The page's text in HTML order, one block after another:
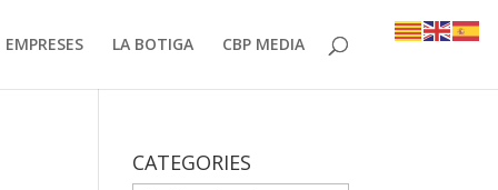
EMPRESES LA BOTIGA CBP MEDIA
CATEGORIES